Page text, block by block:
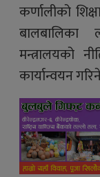
कर्णालीको
बालबालिका
मन्त्रालयको
कार्यान्वयन